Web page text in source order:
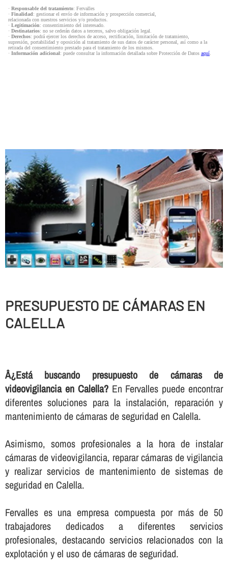
· Responsable del tratamiento: Fervalles
· Finalidad: gestionar el envío de información y prospección comercial,
relacionada con nuestros servicios y/o productos.
· Legitimación: consentimiento del interesado.
· Destinatarios: no se cederán datos a terceros, salvo obligación legal.
· Derechos: podrá ejercer los derechos de acceso, rectificación, limitación de tratamiento,
supresión, portabilidad y oposición al tratamiento de sus datos de carácter personal, así como a la
retirada del consentimiento prestado para el tratamiento de los mismos.
· Información adicional: puede consultar la información detallada sobre Protección de Datos aquí.
PRESUPUESTO DE CÁMARAS EN
CALELLA
Â¿Está buscando presupuesto de cámaras de
videovigilancia en Calella?En Fervalles puede encontrar
diferentes soluciones para la instalación, reparación y
mantenimiento de cámaras de seguridad en Calella.
Asimismo, somos profesionales a la hora de instalar
cámaras de videovigilancia, reparar cámaras de vigilancia
y realizar servicios de mantenimiento de sistemas de
seguridad en Calella.
Fervalles es una empresa compuesta por más de 50
trabajadores dedicados a diferentes servicios
profesionales, destacando servicios relacionados con la
explotación y el uso de cámaras de seguridad.